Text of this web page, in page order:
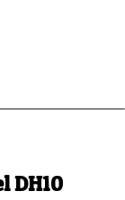
DH10